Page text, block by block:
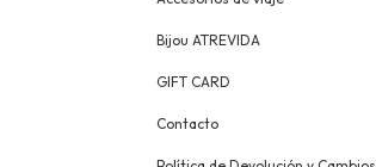
Bijou ATREVIDA
GIFT CARD
Contacto